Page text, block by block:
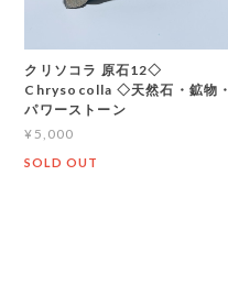
クリソコラ 原石12◇
Chrysocolla ◇天然石・鉱物・
パワーストーン
¥5,000
SOLD OUT